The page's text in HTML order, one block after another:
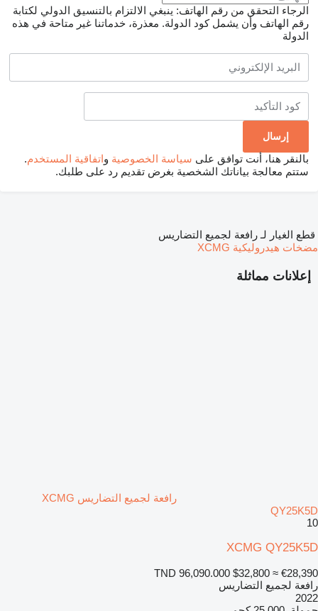
الرجاء التحقق من رقم الهاتف: ينبغي الالتزام بالتنسيق الدولي لكتابة
رقم الهاتف وأن يشمل كود الدولة. معذرة، خدماتنا غير متاحة في هذه
الدولة
بالنقر هنا، أنت توافق على سياسة الخصوصية واتفاقية المستخدم.
ستتم معالجة بياناتك الشخصية بغرض تقديم رد على طلبك.
إعلانات مماثلة
رافعة لجميع التضاريس XCMG
QY25K5D
10
XCMG QY25K5D
TND 96,090.000 $32,800 ≈ €28,390
رافعة لجميع التضاريس
2022
قطع الغيار لـ رافعة لجميع التضاريس
مضخات هيدروليكية XCMG